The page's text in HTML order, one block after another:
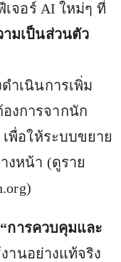
เจอร์ AI ใหม่ๆ ที่
ามเป็นส่วนตัว
ำเนินการเพิ่ม
งการจากนัก
พื่อให้ระบบขยาย
งหน้า (ดูราย
“การควบคุมและ
านอย่างแท้จริง